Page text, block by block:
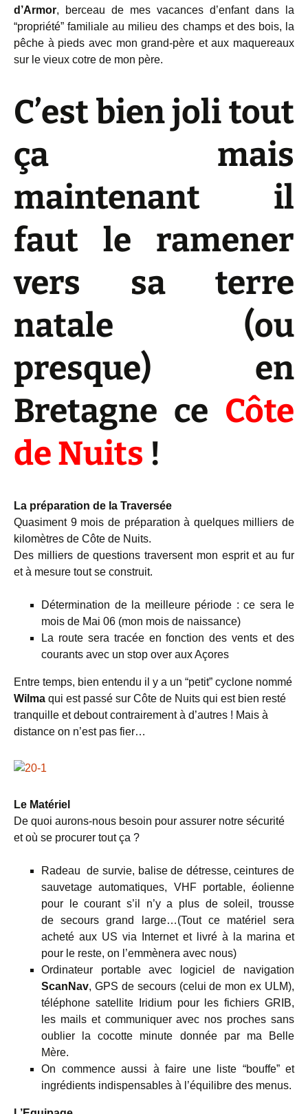
d’Armor, berceau de mes vacances d’enfant dans la
“propriété” familiale au milieu des champs et des bois, la
pêche à pieds avec mon grand-père et aux maquereaux
sur le vieux cotre de mon père.
C’est bien joli tout
ça mais
maintenant il
faut le ramener
vers sa terre
natale (ou
presque) en
Bretagne ce Côte
de Nuits !
La préparation de la Traversée
Quasiment 9 mois de préparation à quelques milliers de
kilomètres de Côte de Nuits.
Des milliers de questions traversent mon esprit et au fur
et à mesure tout se construit.
Détermination de la meilleure période : ce sera le
mois de Mai 06 (mon mois de naissance)
La route sera tracée en fonction des vents et des
courants avec un stop over aux Açores
Entre temps, bien entendu il y a un “petit” cyclone nommé
Wilma qui est passé sur Côte de Nuits qui est bien resté
tranquille et debout contrairement à d’autres ! Mais à
distance on n’est pas fier…
Le Matériel
De quoi aurons-nous besoin pour assurer notre sécurité
et où se procurer tout ça ?
Radeau de survie, balise de détresse, ceintures de
sauvetage automatiques, VHF portable, éolienne
pour le courant s’il n’y a plus de soleil, trousse
de secours grand large…(Tout ce matériel sera
acheté aux US via Internet et livré à la marina et
pour le reste, on l’emmènera avec nous)
Ordinateur portable avec logiciel de navigation
ScanNav, GPS de secours (celui de mon ex ULM),
téléphone satellite Iridium pour les fichiers GRIB,
les mails et communiquer avec nos proches sans
oublier la cocotte minute donnée par ma Belle
Mère.
On commence aussi à faire une liste “bouffe” et
ingrédients indispensables à l’équilibre des menus.